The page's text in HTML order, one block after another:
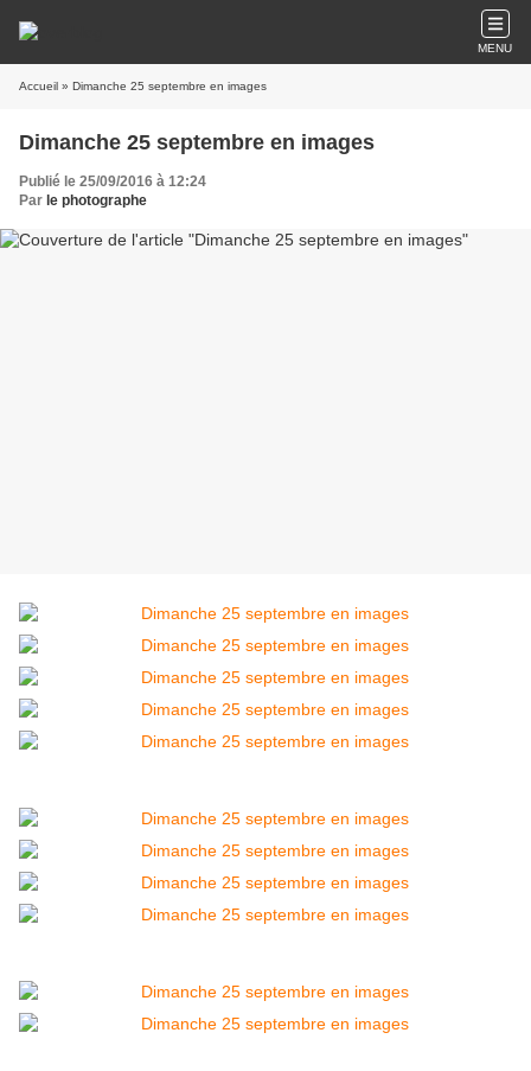
MENU
Accueil » Dimanche 25 septembre en images
Dimanche 25 septembre en images
Publié le 25/09/2016 à 12:24
Par le photographe